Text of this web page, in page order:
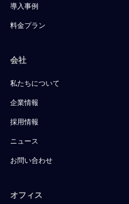
導入事例
料金プラン
会社
私たちについて
企業情報
採用情報
ニュース
お問い合わせ
オフィス